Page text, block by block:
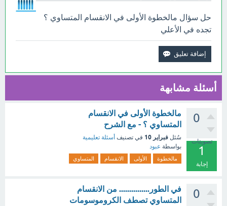
حل سؤال مالخطوة الأولى في الانقسام المتساوي ؟
تجده في الأعلي
أسئلة مشابهة
0
تصويتات
1
إجابة
مالخطوة الأولى في الانقسام
المتساوي ؟ - مع الشرح
سُئل فبراير 10 في تصنيف أسئلة تعليمية
بواسطة عبود
مالخطوة الأولى الانقسام المتساوي
0
في الطور............... من الانقسام
المتساوي تصطف الكروموسومات